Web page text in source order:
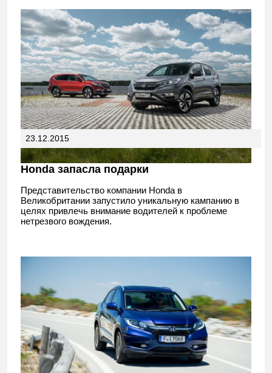
23.12.2015
Honda запасла подарки
Представительство компании Honda в
Великобритании запустило уникальную кампанию в
целях привлечь внимание водителей к проблеме
нетрезвого вождения.